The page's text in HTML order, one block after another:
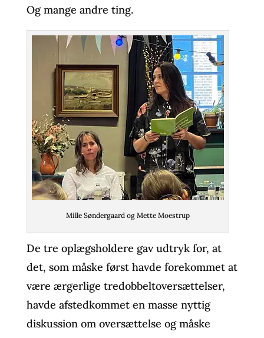
Og mange andre ting.
Mille Søndergaard og Mette Moestrup
De tre oplægsholdere gav udtryk for, at
det, som måske først havde forekommet at
være ærgerlige tredobbeltoversættelser,
havde afstedkommet en masse nyttig
diskussion om oversættelse og måske